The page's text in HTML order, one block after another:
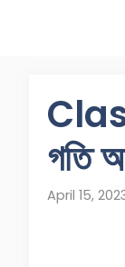
গতি
April 15,